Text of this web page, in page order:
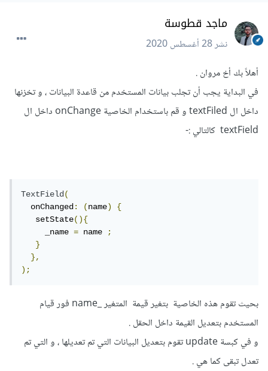
ماجد قطوسة
نشر28 أغسطس 2020
أهلاً بك أخ مروان .
في البداية يجب أن تجلب بيانات المستخدم من قاعدة البيانات ، و تخزنها
داخل ال textFiled و قم باستخدام الخاصية onChange داخل ال
textField كالتالي :-
TextField(
  onChanged
: (name)
{
   setState
(){
     _name
= name ;
}
},
);
بحيث تقوم هذه الخاصية بتغير قيمة المتغير _name فور قيام
المستخدم بتعديل القيمة داخل الحقل .
و في كبسة update تقوم بتعديل البيانات التي تم تعديلها ، و التي تم
تعدل تبقى كما هي .